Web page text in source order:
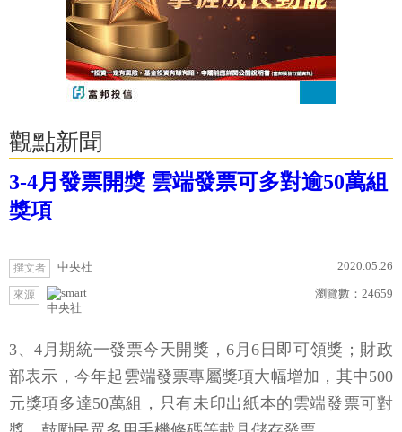
觀點新聞
3-4月發票開獎 雲端發票可多對逾50萬組
獎項
撰文者 中央社 2020.05.26
來源
中央社
瀏覽數： 24659
3、4月期統一發票今天開獎，6月6日即可領獎；財政
部表示，今年起雲端發票專屬獎項大幅增加，其中500
元獎項多達50萬組，只有未印出紙本的雲端發票可對